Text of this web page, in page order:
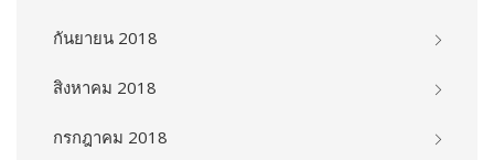
กันยายน 2018
สิงหาคม 2018
กรกฎาคม 2018